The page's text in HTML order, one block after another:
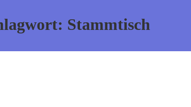
Stammtisch